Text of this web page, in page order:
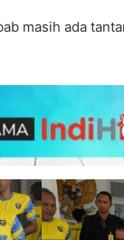
masih ada